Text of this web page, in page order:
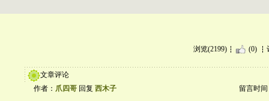
浏览(2199) (0)
文章评论
作者： 爪四哥 回复 西木子 留言时间